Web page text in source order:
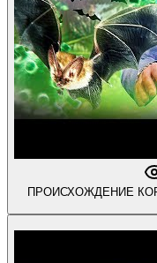
ПРОИСХОЖДЕНИЕ